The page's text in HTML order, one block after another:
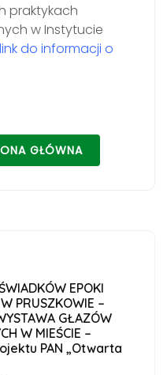
praktykach
w Instytucie
link do informacji o
GŁÓWNA
EPOKI
PRUSZKOWIE –
GŁAZÓW
W MIEŚCIE –
PAN „Otwarta